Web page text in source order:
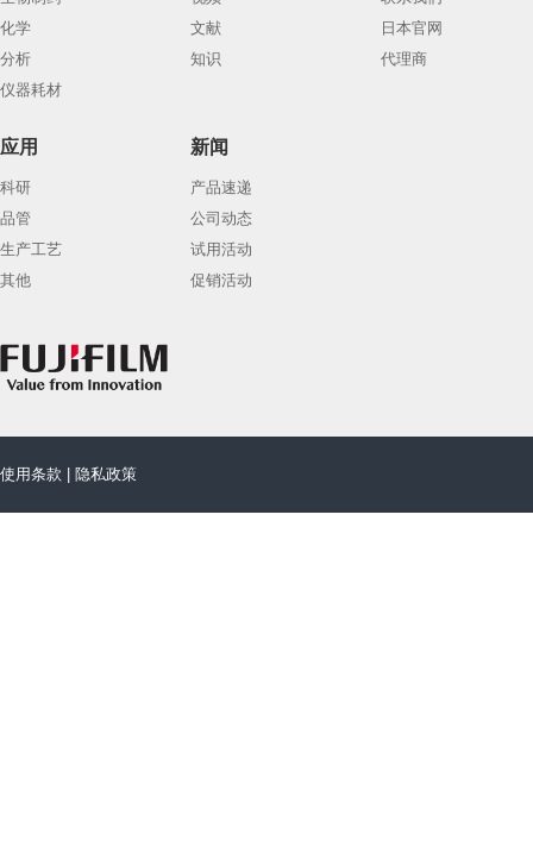
化学
分析
仪器耗材
文献
知识
日本官网
代理商
应用
科研
品管
生产工艺
其他
新闻
产品速递
公司动态
试用活动
促销活动
使用条款 隐私政策